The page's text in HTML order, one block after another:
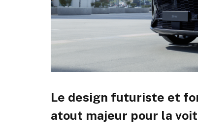
Le design futuriste et
atout majeur pour la